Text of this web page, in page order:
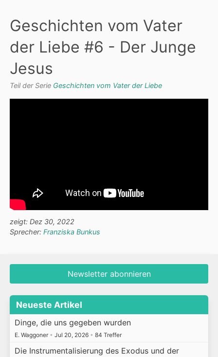
Geschichten vom Vater
der Liebe #6 - Der Junge
Jesus
Teil der Serie Geschichten vom Vater der Liebe
zeigt: Dez 30, 2022
Sprecher: Franziska Bunkus
Newsletter abonnieren
Neueste Artikel
Dinge, die uns gegeben wurden
E. Waggoner • Jul 20, 2026 • 84 Treffer
Die Instrumentalisierung des Exodus und der